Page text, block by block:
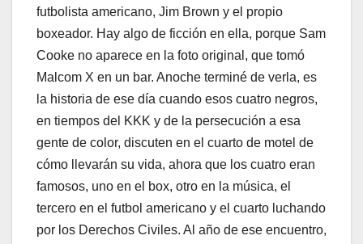
futbolista americano, Jim Brown y el propio
boxeador. Hay algo de ficción en ella, porque Sam
Cooke no aparece en la foto original, que tomó
Malcom X en un bar. Anoche terminé de verla, es
la historia de ese día cuando esos cuatro negros,
en tiempos del KKK y de la persecución a esa
gente de color, discuten en el cuarto de motel de
cómo llevarán su vida, ahora que los cuatro eran
famosos, uno en el box, otro en la música, el
tercero en el futbol americano y el cuarto luchando
por los Derechos Civiles. Al año de ese encuentro,